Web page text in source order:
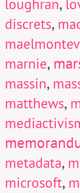
loughran
discrets,
marnie,
massin,
matthews,
metadata,
microsoft,